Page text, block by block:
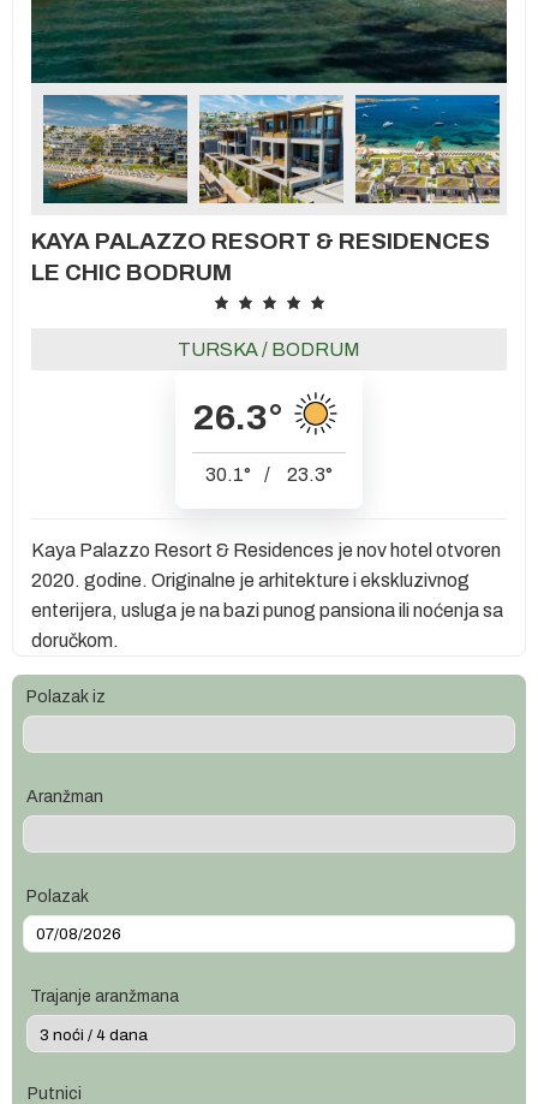
KAYA PALAZZO RESORT & RESIDENCES
LE CHIC BODRUM
TURSKA/ BODRUM
26.3°
30.1° / 23.3°
Kaya Palazzo Resort & Residences je nov hotel otvoren
2020. godine. Originalne je arhitekture i ekskluzivnog
enterijera, usluga je na bazi punog pansiona ili noćenja sa
doručkom.
Polazak iz
Aranžman
Polazak
Trajanje aranžmana
Putnici